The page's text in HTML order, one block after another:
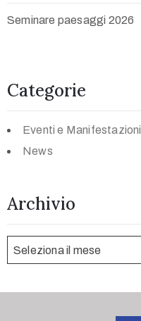
Seminare paesaggi 2026
Categorie
Eventi e Manifestazioni
News
Archivio
Seleziona il mese